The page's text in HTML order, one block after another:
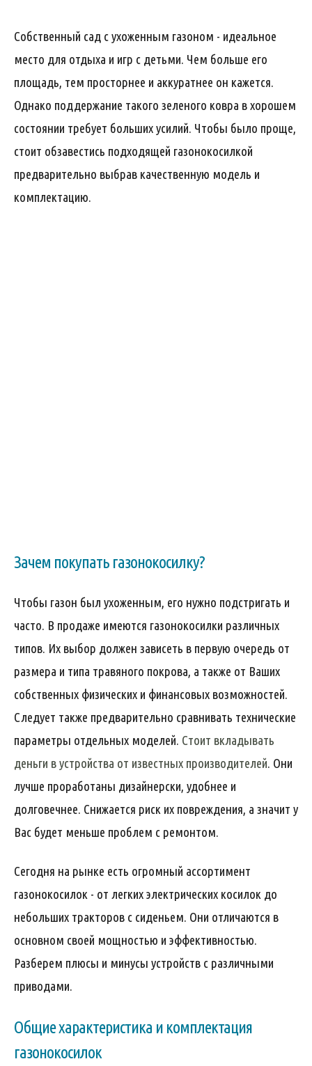
Собственный сад с ухоженным газоном - идеальное
место для отдыха и игр с детьми. Чем больше его
площадь, тем просторнее и аккуратнее он кажется.
Однако поддержание такого зеленого ковра в хорошем
состоянии требует больших усилий. Чтобы было проще,
стоит обзавестись подходящей газонокосилкой
предварительно выбрав качественную модель и
комплектацию.
Зачем покупать газонокосилку?
Чтобы газон был ухоженным, его нужно подстригать и
часто. В продаже имеются газонокосилки различных
типов. Их выбор должен зависеть в первую очередь от
размера и типа травяного покрова, а также от Ваших
собственных физических и финансовых возможностей.
Следует также предварительно сравнивать технические
параметры отдельных моделей. Стоит вкладывать
деньги в устройства от известных производителей. Они
лучше проработаны дизайнерски, удобнее и
долговечнее. Снижается риск их повреждения, а значит у
Вас будет меньше проблем с ремонтом.
Сегодня на рынке есть огромный ассортимент
газонокосилок - от легких электрических косилок до
небольших тракторов с сиденьем. Они отличаются в
основном своей мощностью и эффективностью.
Разберем плюсы и минусы устройств с различными
приводами.
Общие характеристика и комплектация
газонокосилок